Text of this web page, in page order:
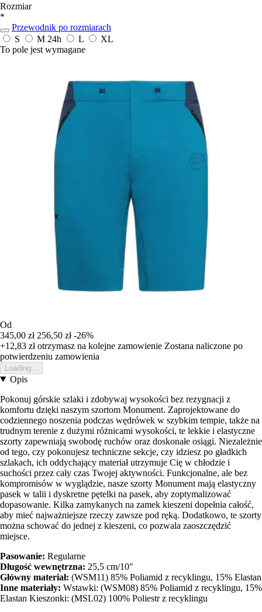
Rozmiar
*
Przewodnik po rozmiarach
S
M 24h L
XL
To pole jest wymagane
Od
345,00 zł 256,50 zł -26%
+12,83 złotrzymasz na kolejne zamowienie Zostana naliczone po
potwierdzeniu zamowienia
Loading...
Opis
Pokonuj górskie szlaki i zdobywaj wysokości bez rezygnacji z
komfortu dzięki naszym szortom Monument. Zaprojektowane do
codziennego noszenia podczas wędrówek w szybkim tempie, także na
trudnym terenie z dużymi różnicami wysokości, te lekkie i elastyczne
szorty zapewniają swobodę ruchów oraz doskonałe osiągi. Niezależnie
od tego, czy pokonujesz techniczne sekcje, czy idziesz po gładkich
szlakach, ich oddychający materiał utrzymuje Cię w chłodzie i
suchości przez cały czas Twojej aktywności. Funkcjonalne, ale bez
kompromisów w wyglądzie, nasze szorty Monument mają elastyczny
pasek w talii i dyskretne pętelki na pasek, aby zoptymalizować
dopasowanie. Kilka zamykanych na zamek kieszeni dopełnia całość,
aby mieć najważniejsze rzeczy zawsze pod ręką. Dodatkowo, te szorty
można schować do jednej z kieszeni, co pozwala zaoszczędzić
miejsce.
Pasowanie: Regularne
Długość wewnętrzna: 25,5 cm/10"
Główny materiał: (WSM11) 85% Poliamid z recyklingu, 15% Elastan
Inne materiały: Wstawki: (WSM08) 85% Poliamid z recyklingu, 15%
Elastan Kieszonki: (MSL02) 100% Poliestr z recyklingu